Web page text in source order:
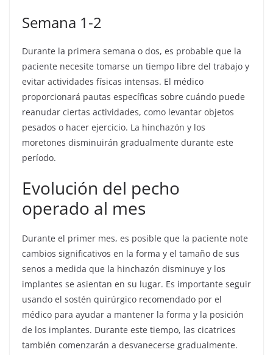
Semana 1-2
Durante la primera semana o dos, es probable que la
paciente necesite tomarse un tiempo libre del trabajo y
evitar actividades físicas intensas. El médico
proporcionará pautas específicas sobre cuándo puede
reanudar ciertas actividades, como levantar objetos
pesados o hacer ejercicio. La hinchazón y los
moretones disminuirán gradualmente durante este
período.
Evolución del pecho
operado al mes
Durante el primer mes, es posible que la paciente note
cambios significativos en la forma y el tamaño de sus
senos a medida que la hinchazón disminuye y los
implantes se asientan en su lugar. Es importante seguir
usando el sostén quirúrgico recomendado por el
médico para ayudar a mantener la forma y la posición
de los implantes. Durante este tiempo, las cicatrices
también comenzarán a desvanecerse gradualmente.